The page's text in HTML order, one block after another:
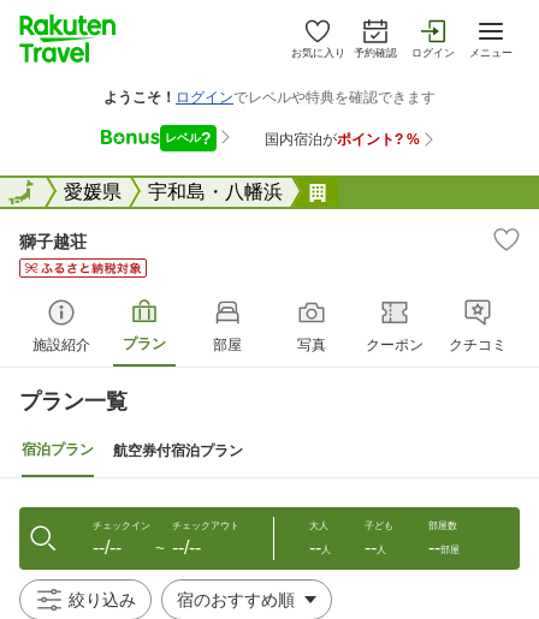
お気に入り 予約確認 ログイン メニュー
全国愛媛県 宇和島・八幡浜
全国
獅子越荘
施設紹介 プラン 部屋 写真 クーポン クチコミ
プラン一覧
宿泊プラン 航空券付宿泊プラン
チェックイン
--/-- 〜
チェックアウト
--/--
大人
--人
子ども
--人
部屋数
--部屋
絞り込み